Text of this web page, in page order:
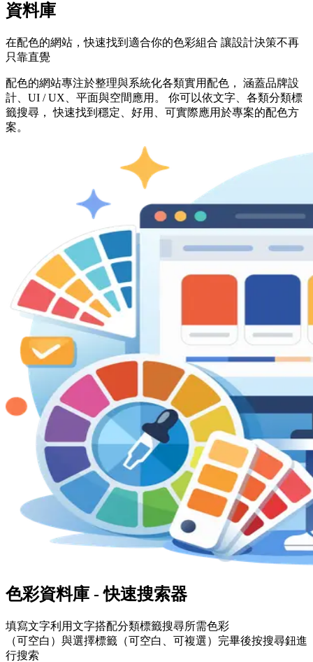
資料庫
在配色的網站，快速找到適合你的色彩組合 讓設計決策不再
只靠直覺
配色的網站專注於整理與系統化各類實用配色， 涵蓋品牌設
計、UI / UX、平面與空間應用。 你可以依文字、各類分類標
籤搜尋， 快速找到穩定、好用、可實際應用於專案的配色方
案。
色彩資料庫 - 快速搜索器
填寫文字利用文字搭配分類標籤搜尋所需色彩
（可空白）與選擇標籤 （可空白、可複選）完畢後按搜尋鈕進
行搜索